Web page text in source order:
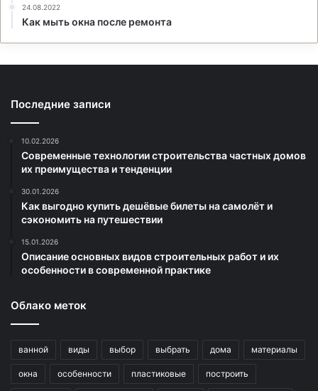
24.08.2022
Как мыть окна после ремонта
Последние записи
10.02.2026
Современные технологии строительства частных домов
их преимущества и тенденции
30.01.2026
Как выгодно купить дешёвые билеты на самолёт и
сэкономить на путешествии
15.01.2026
Описание основных видов строительных работ и их
особенности в современной практике
Облако меток
ванной виды выбор выбрать дома материалы
окна особенности пластиковые построить